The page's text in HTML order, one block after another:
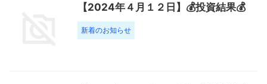
【2024年４月１２日】💰投資結果💰
新着のお知らせ